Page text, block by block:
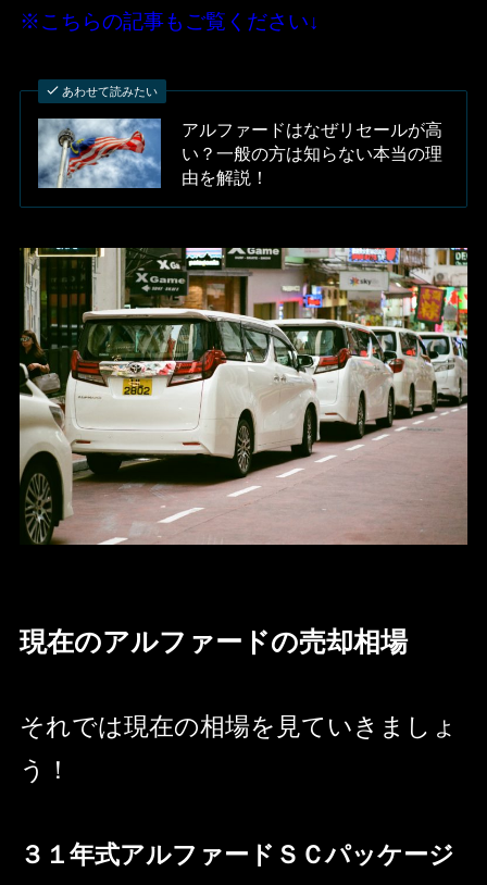
※こちらの記事もご覧ください↓
あわせて読みたい
アルファードはなぜリセールが高
い？一般の方は知らない本当の理
由を解説！
現在のアルファードの売却相場
それでは現在の相場を見ていきましょ
う！
３１年式アルファードＳＣパッケージ